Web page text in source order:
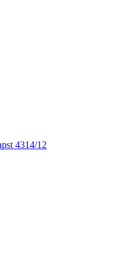
4314/12